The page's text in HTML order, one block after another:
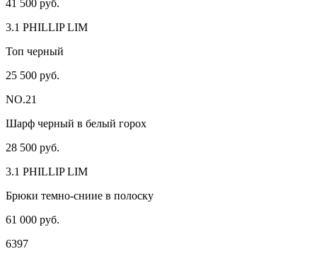
41 500 руб.
3.1 PHILLIP LIM
Топ черный
25 500 руб.
NO.21
Шарф черный в белый горох
28 500 руб.
3.1 PHILLIP LIM
Брюки темно-сниие в полоску
61 000 руб.
6397